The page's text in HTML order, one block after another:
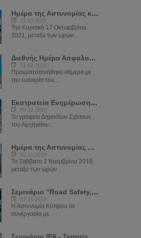
Ημέρα της Αστυνομίας και Κοινού στην Αγία Νάπα
17.10.2021
Την Κυριακή 17 Οκτωμβρίου
2021, μεταξύ των ωρών...
Διεθνής Ημέρα Ασφαλούς Διαδικτύου (SID) 2020
11.02.2020
Πραγματοποιήθηκε σήμερα με
την ευκαιρία του...
Εκστρατεία Ενημέρωσης Αστυνομίας "ΝΑ ΜΕ ΠΡΟΣΕΧΕΙΣ"
09.02.2020
Το γραφείο Δημοσίων Σχέσεων
του Αρχηγείου...
Ημέρα της Αστυνομίας στην πλατεία του μεσαιωνικού κάστρου
02.11.2019
Το Σάββατο 2 Νοεμβρίου 2019,
μεταξύ των ωρών...
Σεμινάριο "Road Safety, Cyber Crime and Crime Prevention"
27.10.2019
Η Αστυνομία Κύπρου σε
συνεργασία με...